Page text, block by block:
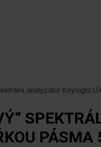
analyzátor Keysight